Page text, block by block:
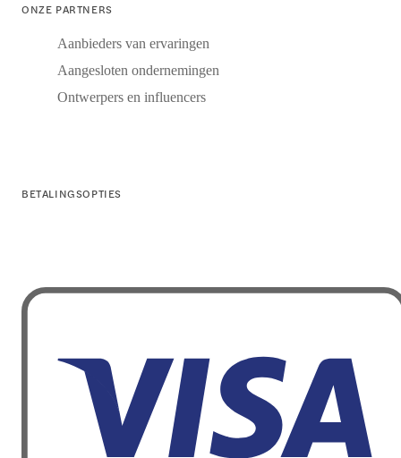
ONZE PARTNERS
Aanbieders van ervaringen
Aangesloten ondernemingen
Ontwerpers en influencers
BETALINGSOPTIES